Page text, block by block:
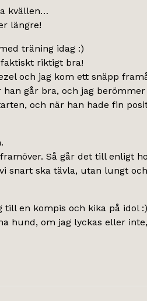
kvällen…
längre!
träning idag :)
riktigt bra!
och jag kom ett snäpp
går bra, och jag
och när han hade fin
Så går det till enligt
snart ska tävla, utan lungt
till en kompis och kika på idol :)
hund, om jag lyckas eller